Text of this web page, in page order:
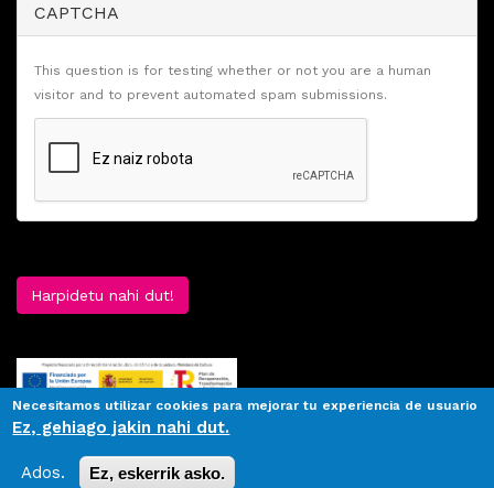
CAPTCHA
This question is for testing whether or not you are a human
visitor and to prevent automated spam submissions.
Harpidetu nahi dut!
Necesitamos utilizar cookies para mejorar tu experiencia de usuario
Ez, gehiago jakin nahi dut.
Ados. Ez, eskerrik asko.